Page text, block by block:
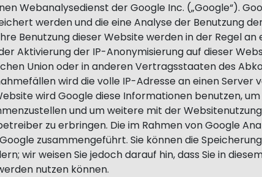
Webanalysedienst der Google Inc. („Google“).
werden und die eine Analyse der Benutzung
Benutzung dieser Website werden in der Regel an
Aktivierung der IP-Anonymisierung auf dieser
Union oder in anderen Vertragsstaaten des
wird die volle IP-Adresse an einen Server
wird Google diese Informationen benutzen,
und um weitere mit der
zu erbringen. Die im Rahmen von Google
zusammengeführt. Sie können die
wir weisen Sie jedoch darauf hin, dass Sie in
nutzen können.